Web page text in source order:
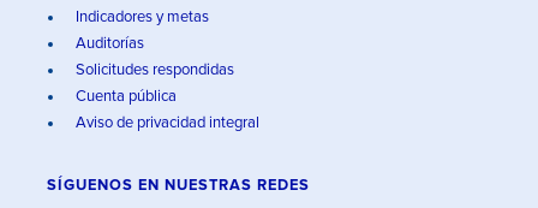
Indicadores y metas
Auditorías
Solicitudes respondidas
Cuenta pública
Aviso de privacidad integral
SÍGUENOS EN NUESTRAS REDES